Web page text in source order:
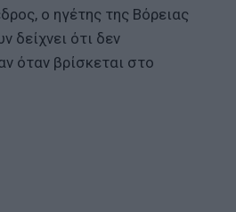
ο ηγέτης της Βόρειας
δείχνει ότι δεν
όταν βρίσκεται στο